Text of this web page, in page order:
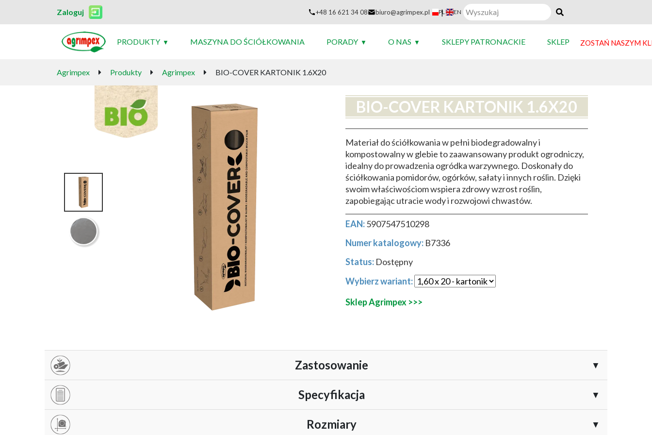
Zaloguj +48 16 621 34 08 biuro@agrimpex.pl PL
| EN
PRODUKTY MASZYNA DO ŚCIÓŁKOWANIA PORADY O NAS SKLEPY PATRONACKIE SKLEP ZOSTAŃ NASZYM
Agrimpex Produkty Agrimpex BIO-COVER KARTONIK 1.6X20
BIO-COVER KARTONIK 1.6X20
Materiał do ściółkowania w pełni biodegradowalny i
kompostowalny w glebie to zaawansowany produkt ogrodniczy,
idealny do prowadzenia ogródka warzywnego. Doskonały do
ściółkowania pomidorów, ogórków, sałaty i innych roślin. Dzięki
swoim właściwościom wspiera zdrowy wzrost roślin,
zapobiegając utracie wody i rozwojowi chwastów.
EAN:5907547510298
Numer katalogowy: B7336
Status: Dostępny
Wybierz wariant:
Sklep Agrimpex >>>
Zastosowanie ▼
BioCover jest ekologicznym, w pełni biodegradowalnym i kompostowalnym materiałem do ściółkowania, szczególnie polecanym do upraw takich jak:
pomidory
Specyfikacja ▼
W pełni
Rozmiary ▼